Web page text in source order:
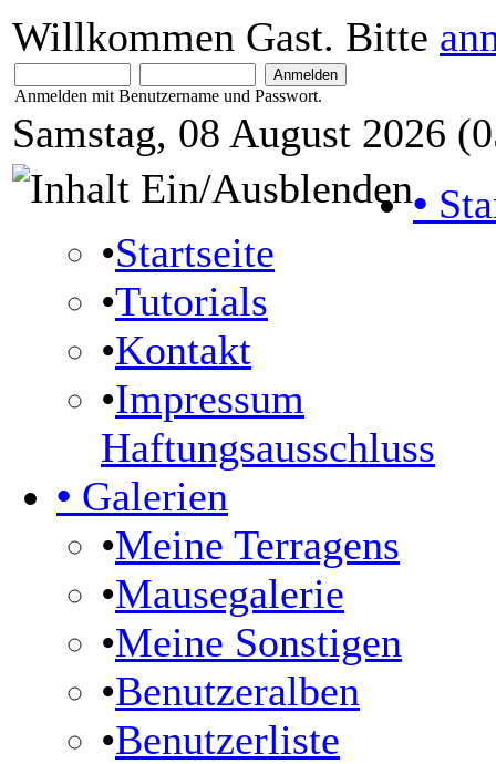
Willkommen Gast. Bitte
Anmelden mit Benutzername und Passwort.
Samstag, 08 August 2026
•
•Startseite
•Tutorials
•Kontakt
•Impressum
Haftungsausschluss
• Galerien
•Meine Terragens
•Mausegalerie
•Meine Sonstigen
•Benutzeralben
•Benutzerliste